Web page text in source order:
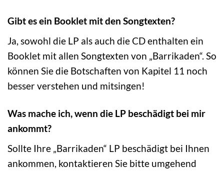
Gibt es ein Booklet mit den Songtexten?
Ja, sowohl die LP als auch die CD enthalten ein
Booklet mit allen Songtexten von „Barrikaden“. So
können Sie die Botschaften von Kapitel 11 noch
besser verstehen und mitsingen!
Was mache ich, wenn die LP beschädigt bei mir
ankommt?
Sollte Ihre „Barrikaden“ LP beschädigt bei Ihnen
ankommen, kontaktieren Sie bitte umgehend